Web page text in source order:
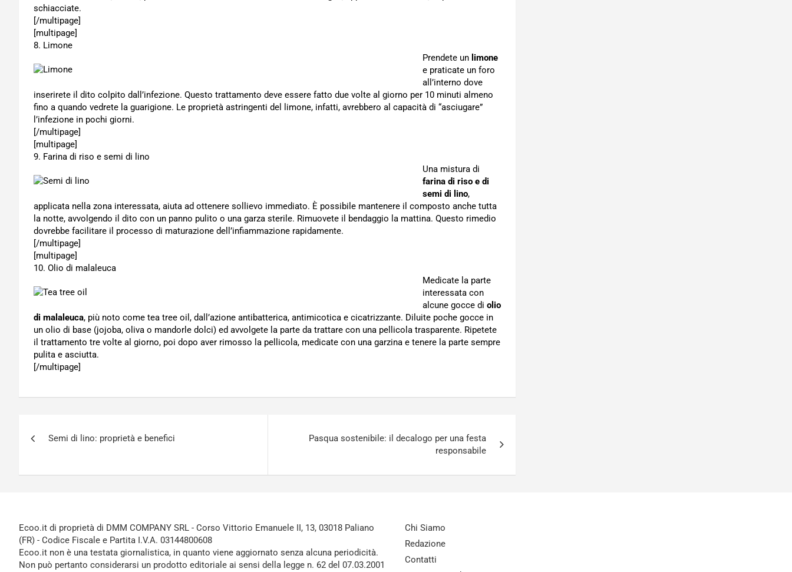
schiacciate.
[/multipage]
[multipage]
8. Limone
Prendete un limone
e praticate un foro
all’interno dove
inserirete il dito colpito dall’infezione. Questo trattamento deve essere fatto due volte al giorno per 10 minuti almeno
fino a quando vedrete la guarigione. Le proprietà astringenti del limone, infatti, avrebbero al capacità di “asciugare”
l’infezione in pochi giorni.
[/multipage]
[multipage]
9. Farina di riso e semi di lino
Una mistura di
farina di riso e di
semi di lino,
applicata nella zona interessata, aiuta ad ottenere sollievo immediato. È possibile mantenere il composto anche tutta
la notte, avvolgendo il dito con un panno pulito o una garza sterile. Rimuovete il bendaggio la mattina. Questo rimedio
dovrebbe facilitare il processo di maturazione dell’infiammazione rapidamente.
[/multipage]
[multipage]
10. Olio di malaleuca
Medicate la parte
interessata con
alcune gocce di olio
di malaleuca, più noto come tea tree oil, dall’azione antibatterica, antimicotica e cicatrizzante. Diluite poche gocce in
un olio di base (jojoba, oliva o mandorle dolci) ed avvolgete la parte da trattare con una pellicola trasparente. Ripetete
il trattamento tre volte al giorno, poi dopo aver rimosso la pellicola, medicate con una garzina e tenere la parte sempre
pulita e asciutta.
[/multipage]
Semi di lino: proprietà e benefici
Pasqua sostenibile: il decalogo per una festa
responsabile
Ecoo.it di proprietà di DMM COMPANY SRL - Corso Vittorio Emanuele II, 13, 03018 Paliano
(FR) - Codice Fiscale e Partita I.V.A. 03144800608
Ecoo.it non è una testata giornalistica, in quanto viene aggiornato senza alcuna periodicità.
Non può pertanto considerarsi un prodotto editoriale ai sensi della legge n. 62 del 07.03.2001
Chi Siamo
Redazione
Contatti